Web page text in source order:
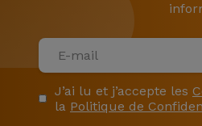
J’ai lu et j’accepte les
la Politique de